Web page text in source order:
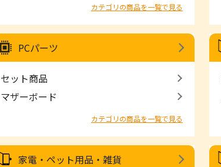
カテゴリの商品を一覧で見る
PCパーツ
セット商品
マザーボード
カテゴリの商品を一覧で見る
家電・ペット用品・雑貨